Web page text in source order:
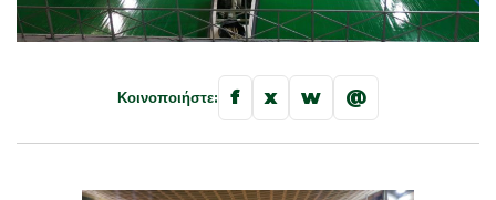
Κοινοποιήστε: f x w @